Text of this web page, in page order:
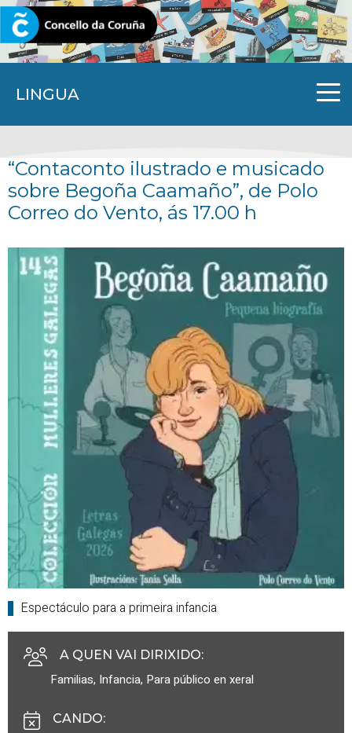
LINGUA
CORUNA.GAL
“Contaconto ilustrado e musicado
sobre Begoña Caamaño”, de Polo
Correo do Vento, ás 17.00 h
Espectáculo para a primeira infancia
A QUEN VAI DIRIXIDO:
Familias, Infancia, Para público en xeral
CANDO: